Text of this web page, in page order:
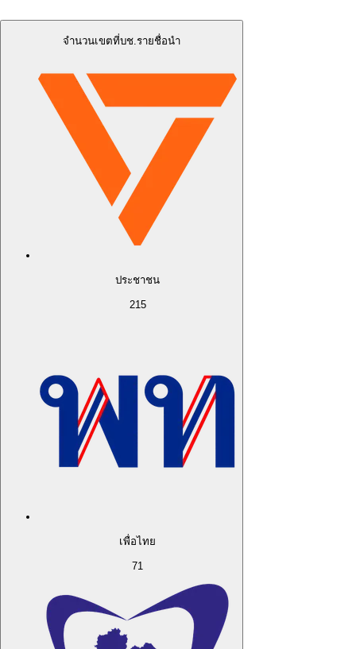
จำนวนเขตที่บช.รายชื่อนำ
ประชาชน
215
เพื่อไทย
71